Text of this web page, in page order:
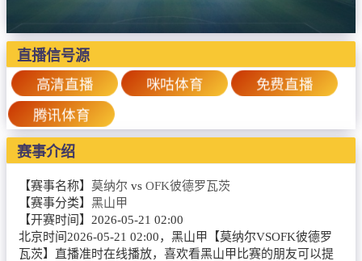
欧冠杯
中超
篮球直播
NBA
CBA
录像
足球录像
直播信号源
高清直播 咪咕体育 免费直播
腾讯体育
赛事介绍
【赛事名称】 莫纳尔 vs OFK彼德罗瓦茨
【赛事分类】 黑山甲
【开赛时间】 2026-05-21 02:00
北京时间2026-05-21 02:00，黑山甲【莫纳尔VSOFK彼德罗
瓦茨】直播准时在线播放，喜欢看黑山甲比赛的朋友可以提